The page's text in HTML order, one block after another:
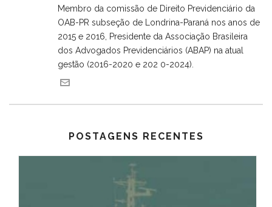
Membro da comissão de Direito Previdenciário da
OAB-PR subseção de Londrina-Paraná nos anos de
2015 e 2016, Presidente da Associação Brasileira
dos Advogados Previdenciários (ABAP) na atual
gestão (2016-2020 e 202 0-2024).
POSTAGENS RECENTES